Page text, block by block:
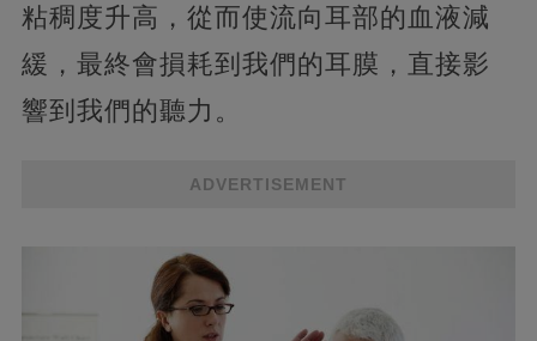
粘稠度升高，從而使流向耳部的血液減
緩，最終會損耗到我們的耳膜，直接影
響到我們的聽力。
ADVERTISEMENT